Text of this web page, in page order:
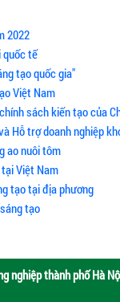
2022
quốc tế
tạo quốc gia"
Việt Nam
sách kiến tạo của
Hỗ trợ doanh nghiệp
ao nuôi tôm
Việt Nam
tạo tại địa phương
tạo
nghiệp thành phố Hà